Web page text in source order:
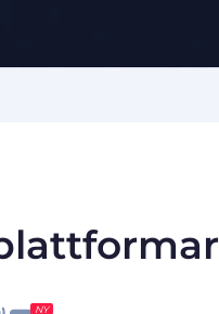
NY